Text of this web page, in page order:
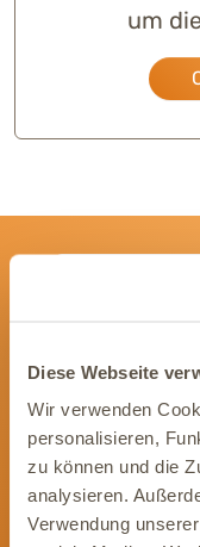
Diese Webseite
Wir verwenden
personalisieren,
zu können und die
analysieren.
Verwendung
um
und